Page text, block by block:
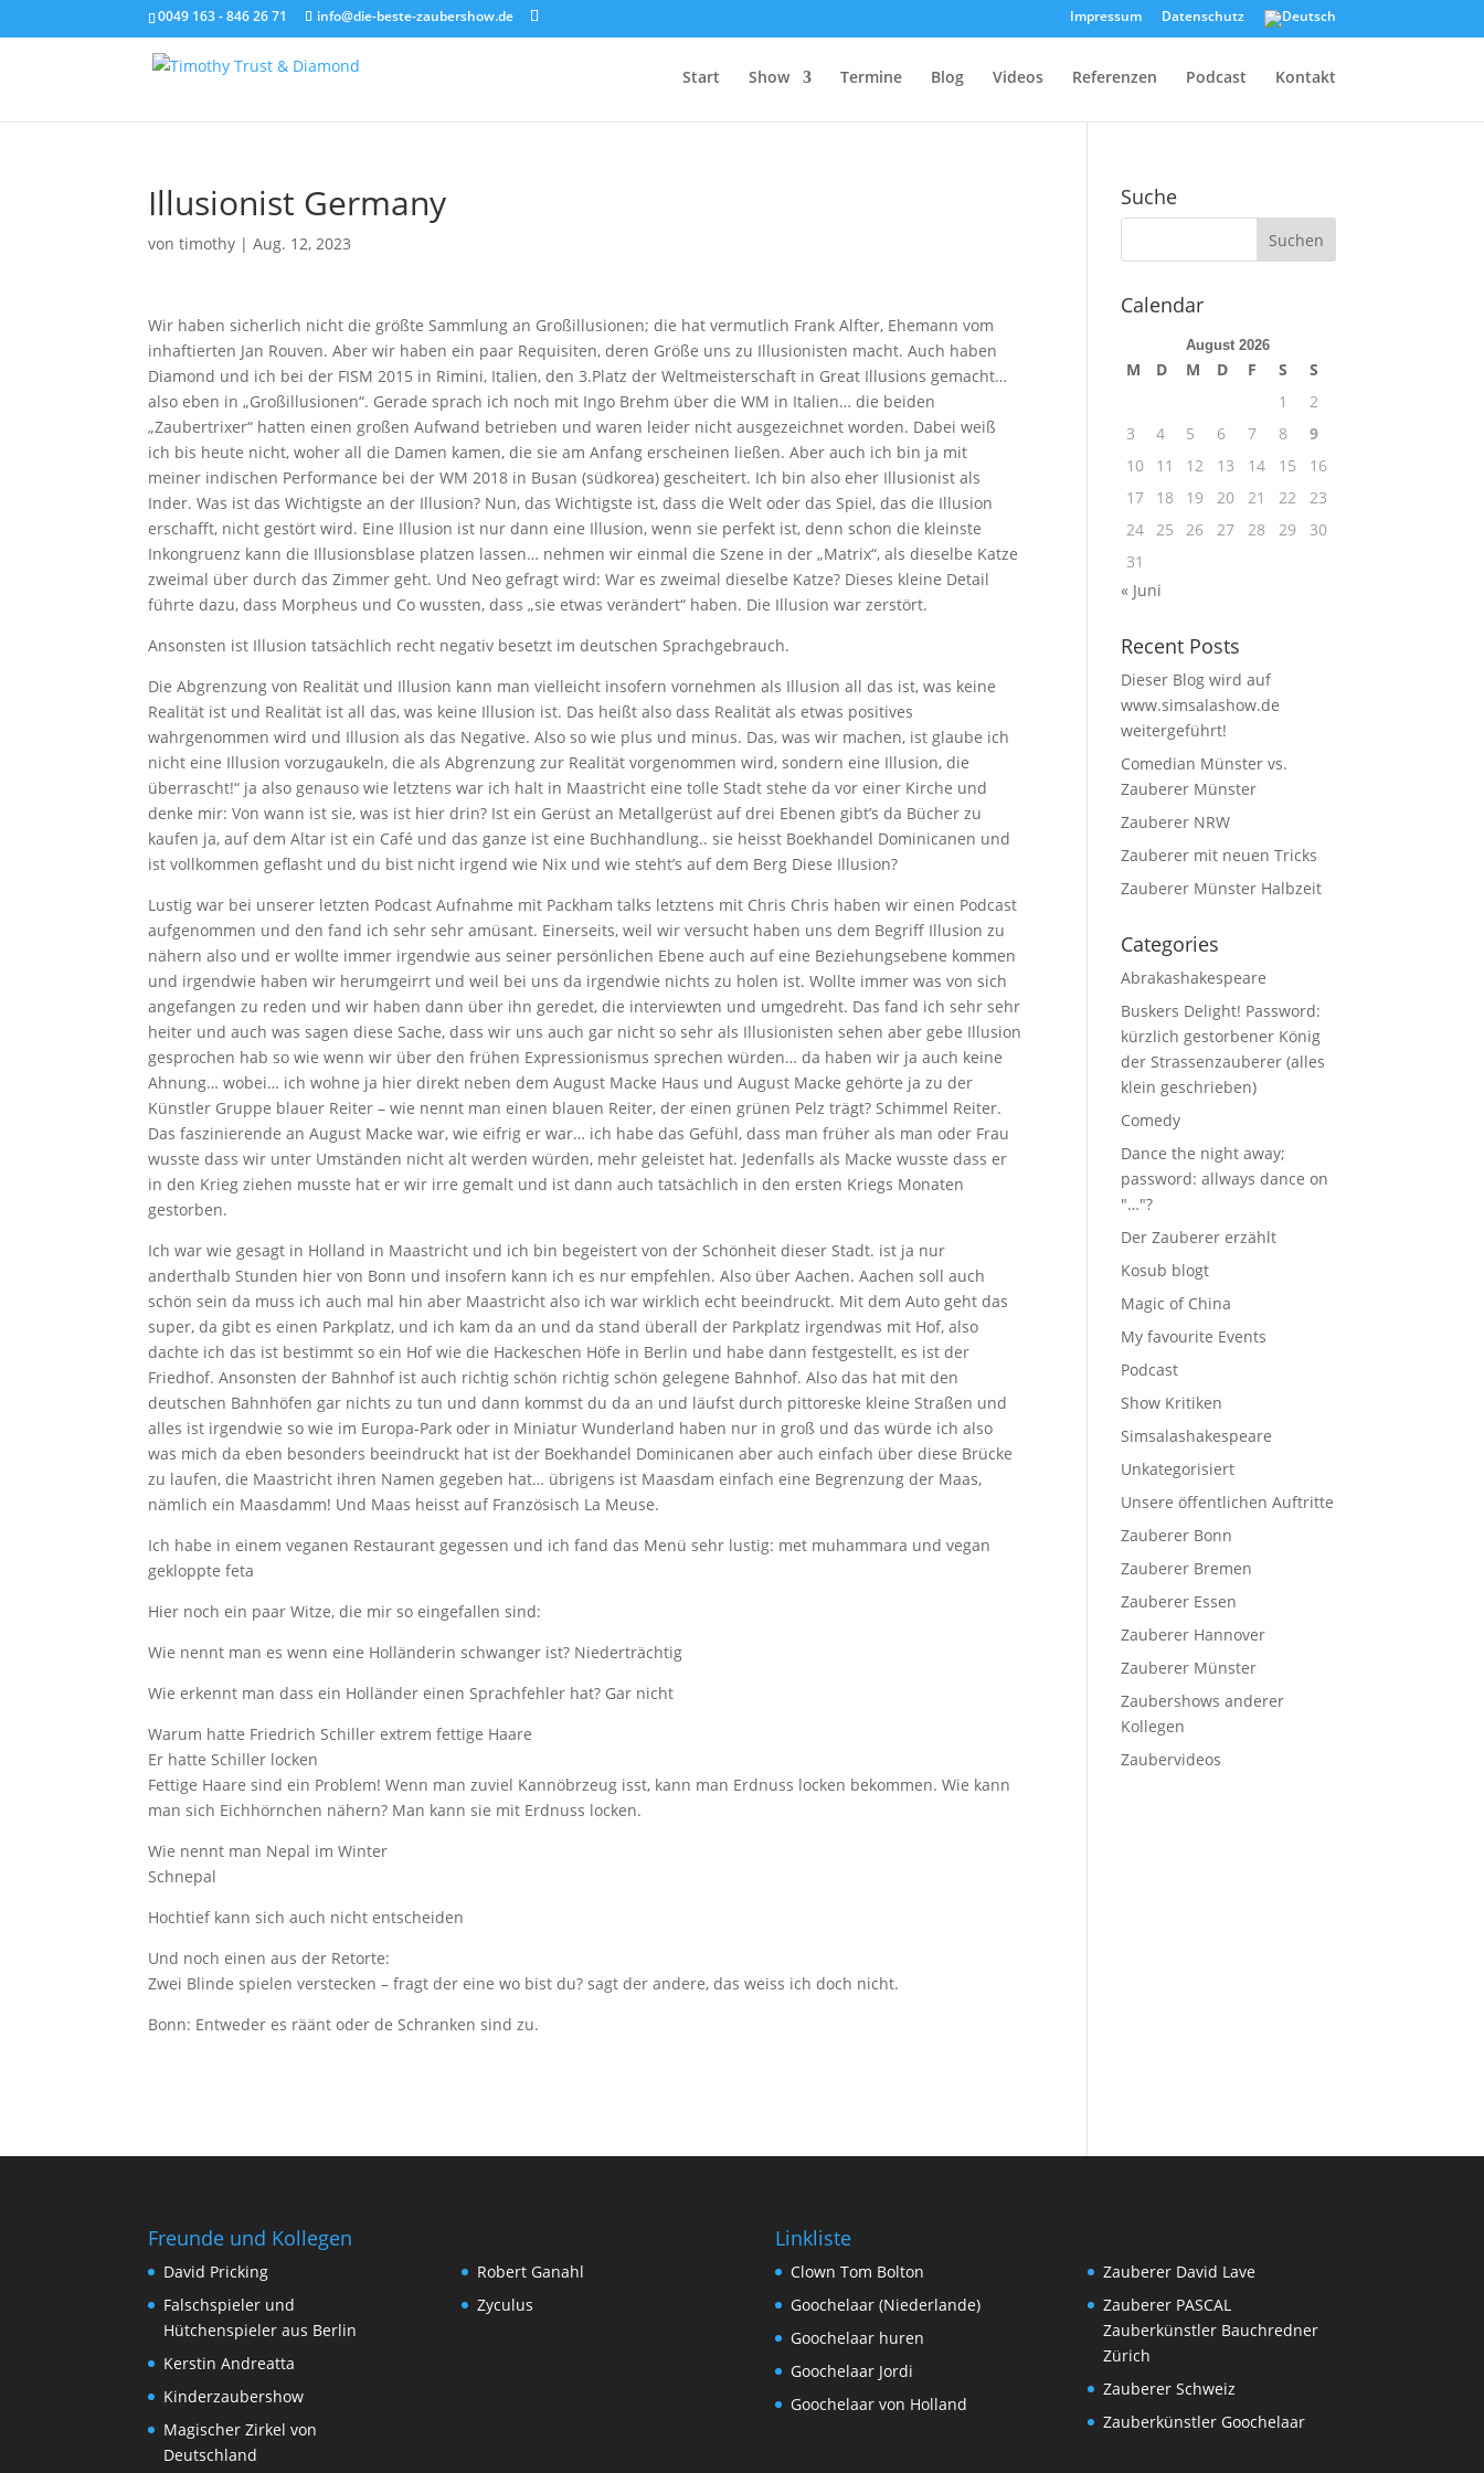
0049 163 - 846 26 71 info@die-beste-zaubershow.de Impressum Datenschutz
Start Show Termine Blog Videos Referenzen Podcast Kontakt
Illusionist Germany
vontimothy |Aug. 12, 2023
Wir haben sicherlich nicht die größte Sammlung an Großillusionen; die hat vermutlich Frank Alfter, Ehemann vom
inhaftierten Jan Rouven. Aber wir haben ein paar Requisiten, deren Größe uns zu Illusionisten macht. Auch haben
Diamond und ich bei der FISM 2015 in Rimini, Italien, den 3.Platz der Weltmeisterschaft in Great Illusions gemacht…
also eben in „Großillusionen“. Gerade sprach ich noch mit Ingo Brehm über die WM in Italien… die beiden
„Zaubertrixer“ hatten einen großen Aufwand betrieben und waren leider nicht ausgezeichnet worden. Dabei weiß
ich bis heute nicht, woher all die Damen kamen, die sie am Anfang erscheinen ließen. Aber auch ich bin ja mit
meiner indischen Performance bei der WM 2018 in Busan (südkorea) gescheitert. Ich bin also eher Illusionist als
Inder. Was ist das Wichtigste an der Illusion? Nun, das Wichtigste ist, dass die Welt oder das Spiel, das die Illusion
erschafft, nicht gestört wird. Eine Illusion ist nur dann eine Illusion, wenn sie perfekt ist, denn schon die kleinste
Inkongruenz kann die Illusionsblase platzen lassen… nehmen wir einmal die Szene in der „Matrix“, als dieselbe Katze
zweimal über durch das Zimmer geht. Und Neo gefragt wird: War es zweimal dieselbe Katze? Dieses kleine Detail
führte dazu, dass Morpheus und Co wussten, dass „sie etwas verändert“ haben. Die Illusion war zerstört.
Ansonsten ist Illusion tatsächlich recht negativ besetzt im deutschen Sprachgebrauch.
Die Abgrenzung von Realität und Illusion kann man vielleicht insofern vornehmen als Illusion all das ist, was keine
Realität ist und Realität ist all das, was keine Illusion ist. Das heißt also dass Realität als etwas positives
wahrgenommen wird und Illusion als das Negative. Also so wie plus und minus. Das, was wir machen, ist glaube ich
nicht eine Illusion vorzugaukeln, die als Abgrenzung zur Realität vorgenommen wird, sondern eine Illusion, die
überrascht!“ ja also genauso wie letztens war ich halt in Maastricht eine tolle Stadt stehe da vor einer Kirche und
denke mir: Von wann ist sie, was ist hier drin? Ist ein Gerüst an Metallgerüst auf drei Ebenen gibt’s da Bücher zu
kaufen ja, auf dem Altar ist ein Café und das ganze ist eine Buchhandlung.. sie heisst Boekhandel Dominicanen und
ist vollkommen geflasht und du bist nicht irgend wie Nix und wie steht’s auf dem Berg Diese Illusion?
Lustig war bei unserer letzten Podcast Aufnahme mit Packham talks letztens mit Chris Chris haben wir einen Podcast
aufgenommen und den fand ich sehr sehr amüsant. Einerseits, weil wir versucht haben uns dem Begriff Illusion zu
nähern also und er wollte immer irgendwie aus seiner persönlichen Ebene auch auf eine Beziehungsebene kommen
und irgendwie haben wir herumgeirrt und weil bei uns da irgendwie nichts zu holen ist. Wollte immer was von sich
angefangen zu reden und wir haben dann über ihn geredet, die interviewten und umgedreht. Das fand ich sehr sehr
heiter und auch was sagen diese Sache, dass wir uns auch gar nicht so sehr als Illusionisten sehen aber gebe Illusion
gesprochen hab so wie wenn wir über den frühen Expressionismus sprechen würden… da haben wir ja auch keine
Ahnung… wobei… ich wohne ja hier direkt neben dem August Macke Haus und August Macke gehörte ja zu der
Künstler Gruppe blauer Reiter – wie nennt man einen blauen Reiter, der einen grünen Pelz trägt? Schimmel Reiter.
Das faszinierende an August Macke war, wie eifrig er war… ich habe das Gefühl, dass man früher als man oder Frau
wusste dass wir unter Umständen nicht alt werden würden, mehr geleistet hat. Jedenfalls als Macke wusste dass er
in den Krieg ziehen musste hat er wir irre gemalt und ist dann auch tatsächlich in den ersten Kriegs Monaten
gestorben.
Ich war wie gesagt in Holland in Maastricht und ich bin begeistert von der Schönheit dieser Stadt. ist ja nur
anderthalb Stunden hier von Bonn und insofern kann ich es nur empfehlen. Also über Aachen. Aachen soll auch
schön sein da muss ich auch mal hin aber Maastricht also ich war wirklich echt beeindruckt. Mit dem Auto geht das
super, da gibt es einen Parkplatz, und ich kam da an und da stand überall der Parkplatz irgendwas mit Hof, also
dachte ich das ist bestimmt so ein Hof wie die Hackeschen Höfe in Berlin und habe dann festgestellt, es ist der
Friedhof. Ansonsten der Bahnhof ist auch richtig schön richtig schön gelegene Bahnhof. Also das hat mit den
deutschen Bahnhöfen gar nichts zu tun und dann kommst du da an und läufst durch pittoreske kleine Straßen und
alles ist irgendwie so wie im Europa-Park oder in Miniatur Wunderland haben nur in groß und das würde ich also
was mich da eben besonders beeindruckt hat ist der Boekhandel Dominicanen aber auch einfach über diese Brücke
zu laufen, die Maastricht ihren Namen gegeben hat… übrigens ist Maasdam einfach eine Begrenzung der Maas,
nämlich ein Maasdamm! Und Maas heisst auf Französisch La Meuse.
Ich habe in einem veganen Restaurant gegessen und ich fand das Menü sehr lustig: met muhammara und vegan
gekloppte feta
Hier noch ein paar Witze, die mir so eingefallen sind:
Wie nennt man es wenn eine Holländerin schwanger ist? Niederträchtig
Wie erkennt man dass ein Holländer einen Sprachfehler hat? Gar nicht
Warum hatte Friedrich Schiller extrem fettige Haare
Er hatte Schiller locken
Fettige Haare sind ein Problem! Wenn man zuviel Kannöbrzeug isst, kann man Erdnuss locken bekommen. Wie kann
man sich Eichhörnchen nähern? Man kann sie mit Erdnuss locken.
Wie nennt man Nepal im Winter
Schnepal
Hochtief kann sich auch nicht entscheiden
Und noch einen aus der Retorte:
Zwei Blinde spielen verstecken – fragt der eine wo bist du? sagt der andere, das weiss ich doch nicht.
Bonn: Entweder es räänt oder de Schranken sind zu.
Suche
Calendar
August 2026
M D M D F S
S
1
2
3
4 5 6 7 8
9
10
11 12 13 14 15
16
17
18 19 20 21 22
23
24 25 26 27 28 29
30
31
« Juni
Recent Posts
Dieser Blog wird auf
www.simsalashow.de
weitergeführt!
Comedian Münster vs.
Zauberer Münster
Zauberer NRW
Zauberer mit neuen Tricks
Zauberer Münster Halbzeit
Categories
Abrakashakespeare
Buskers Delight! Password:
kürzlich gestorbener König
der Strassenzauberer (alles
klein geschrieben)
Comedy
Dance the night away;
password: allways dance on
"…"?
Der Zauberer erzählt
Kosub blogt
Magic of China
My favourite Events
Podcast
Show Kritiken
Simsalashakespeare
Unkategorisiert
Unsere öffentlichen Auftritte
Zauberer Bonn
Zauberer Bremen
Zauberer Essen
Zauberer Hannover
Zauberer Münster
Zaubershows anderer
Kollegen
Zaubervideos
Freunde und Kollegen
David Pricking
Falschspieler und
Hütchenspieler aus Berlin
Kerstin Andreatta
Kinderzaubershow
Magischer Zirkel von
Deutschland
Robert Ganahl
Zyculus
Linkliste
Clown Tom Bolton
Goochelaar (Niederlande)
Goochelaar huren
Goochelaar Jordi
Goochelaar von Holland
Zauberer David Lave
Zauberer PASCAL
Zauberkünstler Bauchredner
Zürich
Zauberer Schweiz
Zauberkünstler Goochelaar